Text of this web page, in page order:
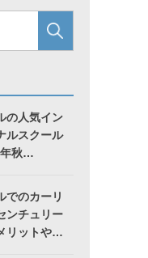
の人気イン
ルスクール
年秋…
でのカーリ
ンチュリー
リットや…